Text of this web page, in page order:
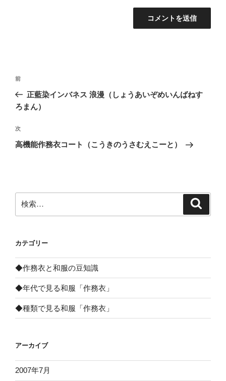
投
ナ
ゲ
ー
前
の
投
前
正藍染インバネス 浪漫（しょうあいぞめいんばねす
ろまん）
次
の
次
高機能作務衣コート（こうきのうさむえこーと）
索:
カテゴリー
◆作務衣と和服の豆知識
◆年代で見る和服「作務衣」
◆種類で見る和服「作務衣」
アーカイブ
2007年7月